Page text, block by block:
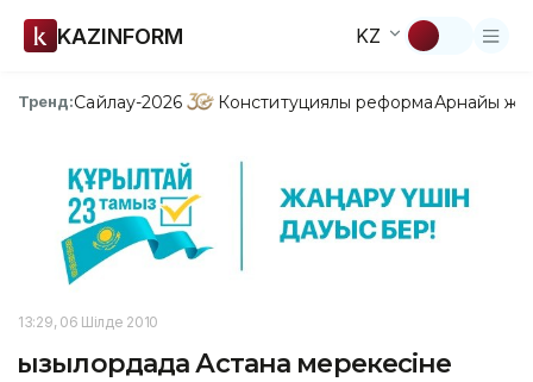
KAZINFORM KZ
Тренд:Сайлау-2026 Конституциялық реформаАрнайы
13:29, 06 Шілде 2010
Қызылордада Астана мерекесіне